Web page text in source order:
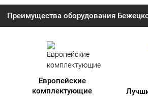
Преимущества оборудования
Европейские
комплектующие